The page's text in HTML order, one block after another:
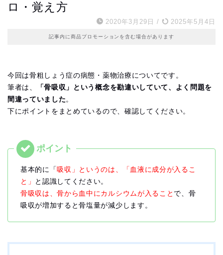
ロ・覚え方
2020年3月29日 / 2025年5月4日
記事内に商品プロモーションを含む場合があります
今回は骨粗しょう症の病態・薬物治療についてです。
筆者は、
「骨吸収」という概念を勘違いしていて、よく問題を
間違っていました。
下にポイントをまとめているので、確認してください。
基本的に「吸収」というのは、「血液に成分が入るこ
と」
と認識してください。
骨吸収は、骨から血中にカルシウムが入ること で、骨
吸収が増加すると骨塩量が減少します。